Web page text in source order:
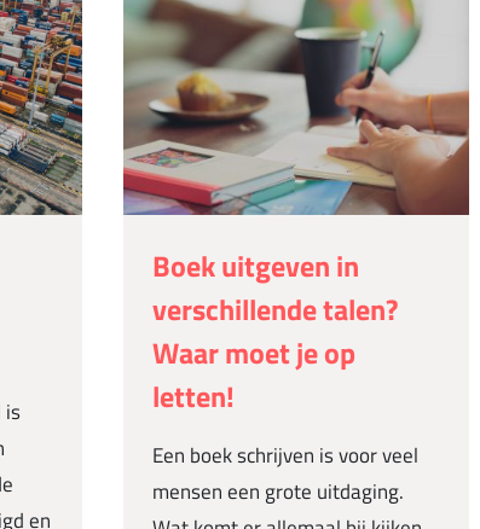
is
en
Boek uitgeven in
verschillende talen?
Waar moet je op
letten!
Een boek schrijven is voor veel
mensen een grote uitdaging.